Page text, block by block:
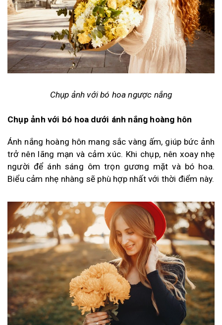
Chụp ảnh với bó hoa ngược nắng
Chụp ảnh với bó hoa dưới ánh nắng hoàng hôn
Ánh nắng hoàng hôn mang sắc vàng ấm, giúp bức ảnh
trở nên lãng mạn và cảm xúc. Khi chụp, nên xoay nhẹ
người để ánh sáng ôm trọn gương mặt và bó hoa.
Biểu cảm nhẹ nhàng sẽ phù hợp nhất với thời điểm này.